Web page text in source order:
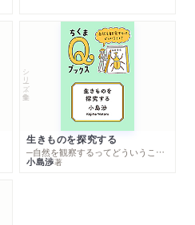
シリーズ・全集
生きものを探究する
─自然を観察するってどういうこと？
小島渉著